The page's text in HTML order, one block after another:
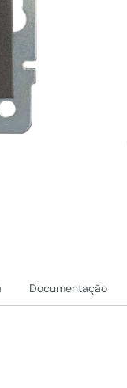
Documentação